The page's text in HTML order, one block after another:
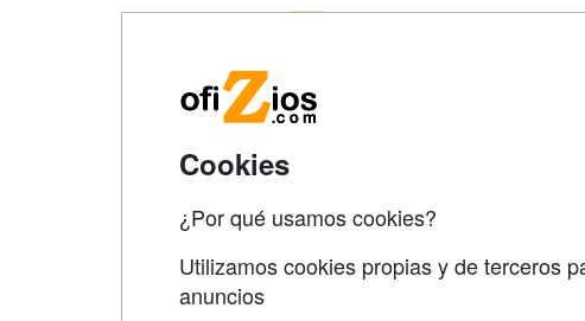
Cookies
¿Por qué usamos cookies?
Utilizamos cookies propias y de terceros
anuncios